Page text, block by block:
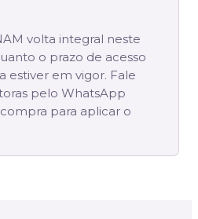
volta integral neste
o prazo de acesso
estiver em vigor. Fale
pelo WhatsApp
para aplicar o